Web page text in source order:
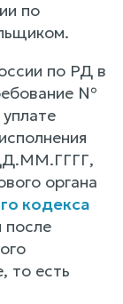
по
по РД в
№
органа
кодекса
после
то есть